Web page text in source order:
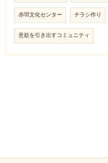
赤羽文化センター チラシ作り
意欲を引き出すコミュニティ